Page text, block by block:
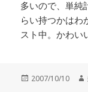
多いので、単純
らい持つかはわ
スト中。かわい
投
2007/10/10